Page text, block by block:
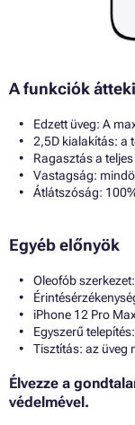
A funkciók
Edzett üveg: A
2,5D kialakítás: a
Ragasztás a
Vastagság:
Átlátszóság:
Egyéb előnyök
Oleofób
iPhone 12 Pro
Egyszerű
Tisztítás: az üveg
Élvezze a
védelmével.